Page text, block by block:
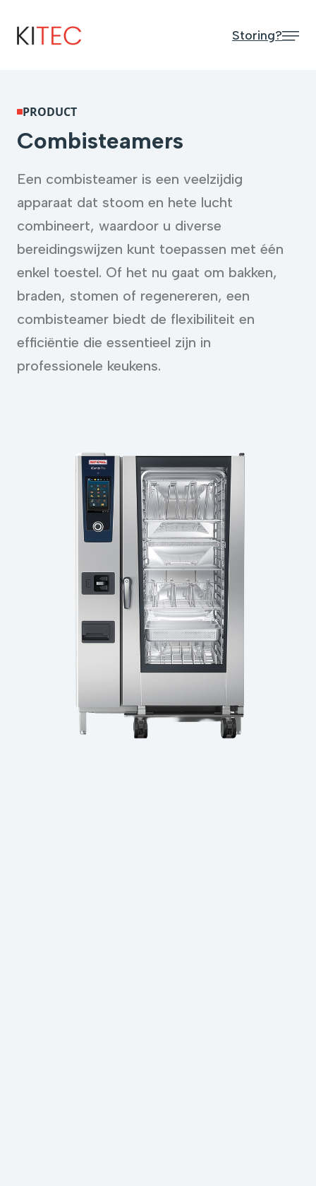
Storing?
PRODUCT
Combisteamers
Een combisteamer is een veelzijdig
apparaat dat stoom en hete lucht
combineert, waardoor u diverse
bereidingswijzen kunt toepassen met één
enkel toestel. Of het nu gaat om bakken,
braden, stomen of regenereren, een
combisteamer biedt de flexibiliteit en
efficiëntie die essentieel zijn in
professionele keukens.